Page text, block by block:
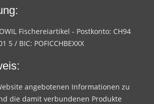
Fischereiartikel - Postkonto: CH94
5 / BIC: POFICCHBEXXX
angebotenen Informationen zu
die damit verbundenen Produkte